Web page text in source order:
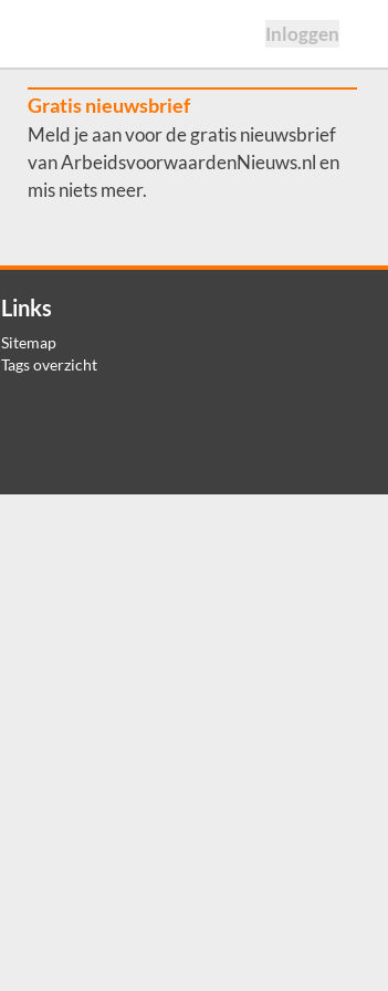
Inloggen
Gratis nieuwsbrief
Meld je aan voor de gratis nieuwsbrief
van ArbeidsvoorwaardenNieuws.nl en
mis niets meer.
Links
Sitemap
Tags overzicht